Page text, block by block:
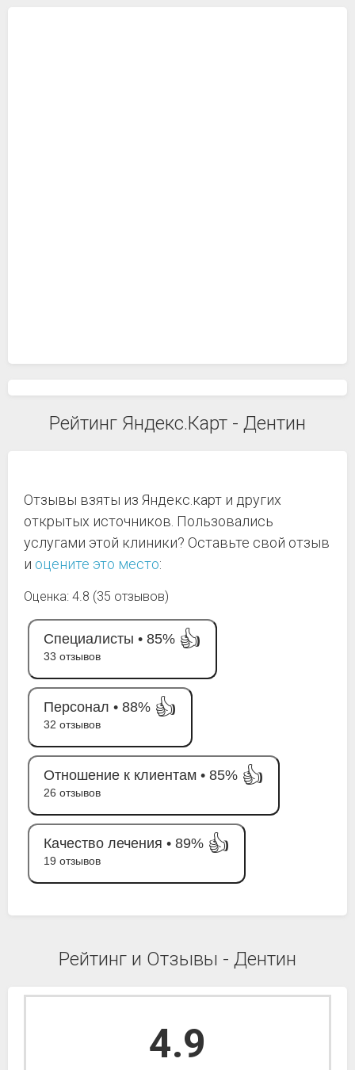
Рейтинг Яндекс.Карт - Дентин
Отзывы взяты из Яндекс.карт и других
открытых источников. Пользовались
услугами этой клиники? Оставьте свой отзыв
и оцените это место:
Оценка: 4.8 (35 отзывов)
Специалисты • 85% 👍
33 отзывов
Персонал • 88% 👍
32 отзывов
Отношение к клиентам • 85% 👍
26 отзывов
Качество лечения • 89% 👍
19 отзывов
Рейтинг и Отзывы - Дентин
4.9